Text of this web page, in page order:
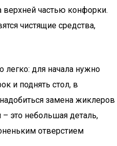
частью конфорки.
чистящие средства,
легко: для начала нужно
и поднять стол, в
замена жиклеров
это небольшая деталь,
отверстием